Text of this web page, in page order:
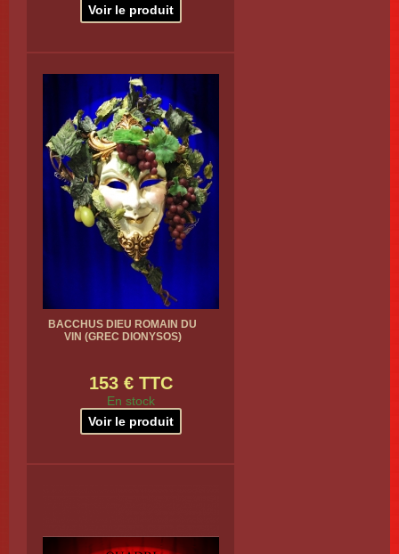
Voir le produit
BACCHUS DIEU ROMAIN DU
VIN (GREC DIONYSOS)
153 € TTC
En stock
Voir le produit